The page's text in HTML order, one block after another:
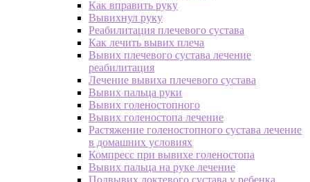
Как вправить руку
Вывихнул руку
Реабилитация плечевого сустава
Как лечить вывих плеча
Вывих плечевого сустава лечение
реабилитация
Лечение вывиха плечевого сустава
Вывих пальца руки
Вывих голеностопного
Вывих голеностопа лечение
Растяжение голеностопного сустава лечение
в домашних условиях
Компресс при вывихе голеностопа
Вывих пальца на руке лечение
Подвывих локтевого сустава у ребенка